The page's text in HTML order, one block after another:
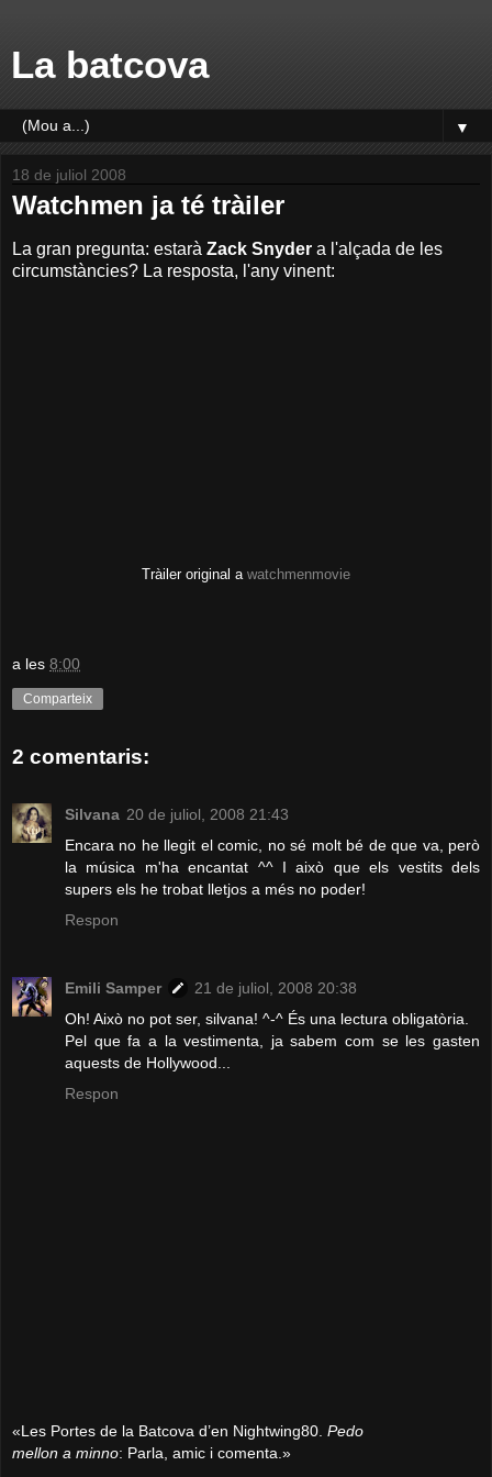
La batcova
▼
18 de juliol 2008
Watchmen ja té tràiler
La gran pregunta: estarà Zack Snyder a l'alçada de les
circumstàncies? La resposta, l'any vinent:
Tràiler original a watchmenmovie
a les 8:00
Comparteix
2 comentaris:
Silvana 20 de juliol, 2008 21:43
Encara no he llegit el comic, no sé molt bé de que va, però
la música m'ha encantat ^^ I això que els vestits dels
supers els he trobat lletjos a més no poder!
Respon
Emili Samper
21 de juliol, 2008 20:38
Oh! Això no pot ser, silvana! ^-^ És una lectura obligatòria.
Pel que fa a la vestimenta, ja sabem com se les gasten
aquests de Hollywood...
Respon
«Les Portes de la Batcova d’en Nightwing80. Pedo
mellon a minno: Parla, amic i comenta.»